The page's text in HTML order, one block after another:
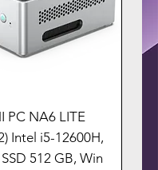
PC NA6 LITE
Intel i5-12600H,
512 GB, Win